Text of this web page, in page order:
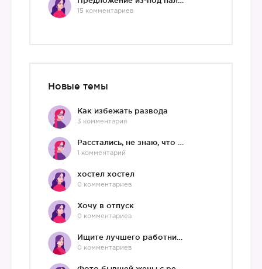
15 комментариев
Новые темы
Как избежать развода
3 комментария
1 комментарий
хостел хостел
0 комментариев
Хочу в отпуск
0 комментариев
0 комментариев